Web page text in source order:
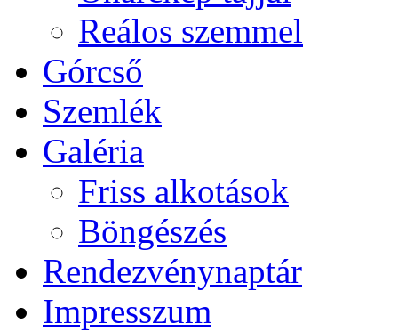
Reálos szemmel
Górcső
Szemlék
Galéria
Friss alkotások
Böngészés
Rendezvénynaptár
Impresszum